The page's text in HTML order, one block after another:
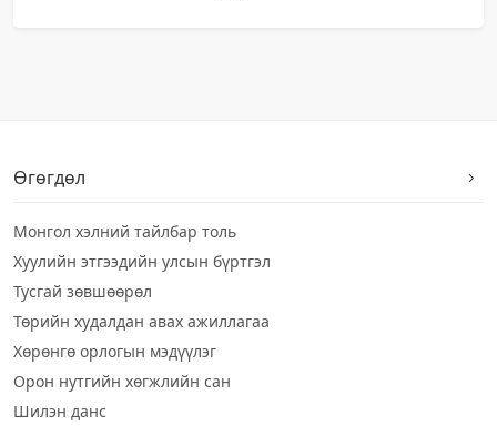
Өгөгдөл
Монгол хэлний тайлбар толь
Хуулийн этгээдийн улсын бүртгэл
Тусгай зөвшөөрөл
Төрийн худалдан авах ажиллагаа
Хөрөнгө орлогын мэдүүлэг
Орон нутгийн хөгжлийн сан
Шилэн данс